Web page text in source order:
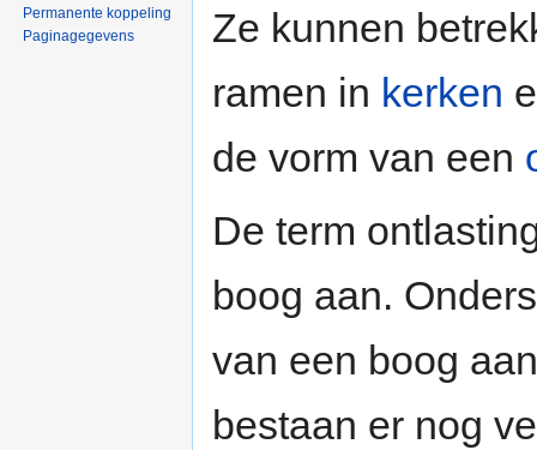
Ze kunnen
ramen in kerken
de vorm van een
De term
boog aan.
van een boog
bestaan er nog
Permanente koppeling
Paginagegevens